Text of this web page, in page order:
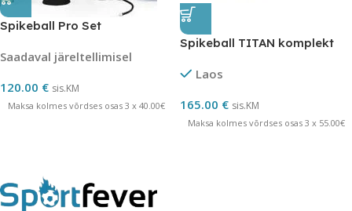
Spikeball Pro Set
Saadaval järeltellimisel
120.00 € sis.KM
Maksa kolmes võrdses osas 3 x 40.00€
Spikeball TITAN komplekt
Laos
165.00 € sis.KM
Maksa kolmes võrdses osas 3 x 55.00€